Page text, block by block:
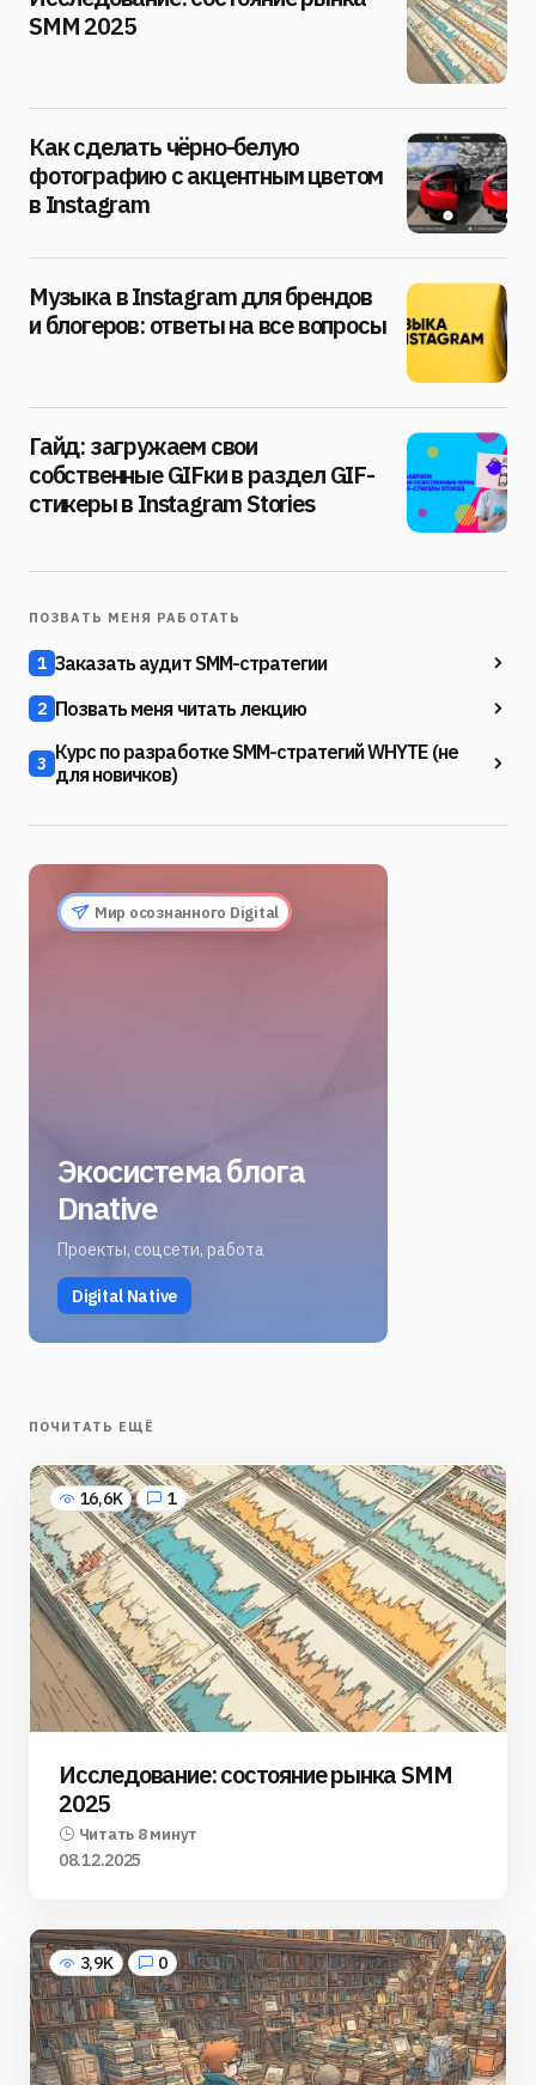
SMM 2025
Как сделать чёрно-белую
фотографию с акцентным цветом
в Instagram
Музыка в Instagram для брендов
и блогеров: ответы на все вопросы
Гайд: загружаем свои
собственные GIFки в раздел GIF-
стикеры в Instagram Stories
ПОЗВАТЬ МЕНЯ РАБОТАТЬ
1 Заказать аудит SMM-стратегии
2 Позвать меня читать лекцию
3 Курс по разработке SMM-стратегий WHYTE (не
для новичков)
Мир осознанного Digital
Экосистема блога
Dnative
Проекты, соцсети, работа
Digital Native
ПОЧИТАТЬ ЕЩЁ
16,6K 1
Исследование: состояние рынка SMM
2025
Читать 8 минут
08.12.2025
3,9K 0